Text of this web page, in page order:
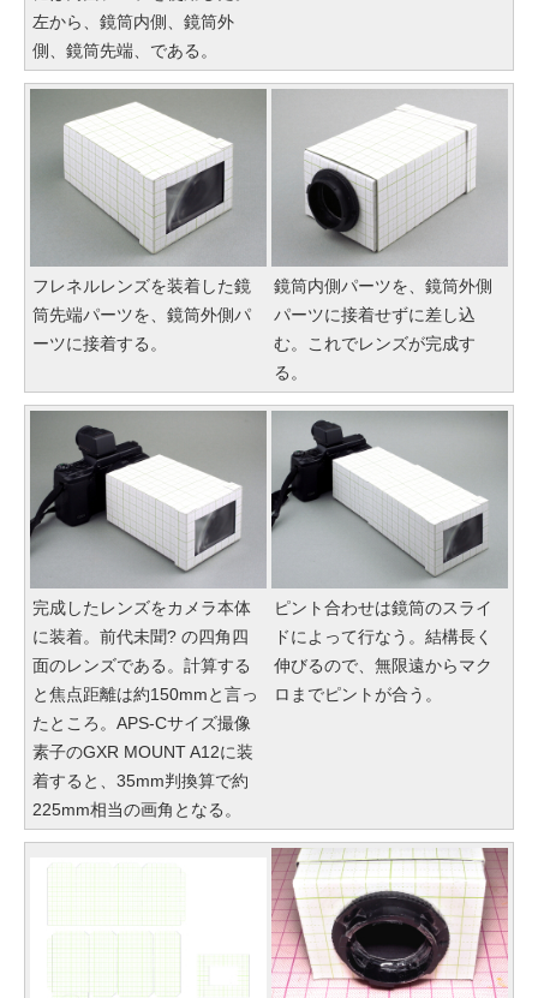
左から、鏡筒内側、鏡筒外
側、鏡筒先端、である。
フレネルレンズを装着した鏡
筒先端パーツを、鏡筒外側パ
ーツに接着する。
鏡筒内側パーツを、鏡筒外側
パーツに接着せずに差し込
む。これでレンズが完成す
る。
完成したレンズをカメラ本体
に装着。前代未聞? の四角四
面のレンズである。計算する
と焦点距離は約150mmと言っ
たところ。APS-Cサイズ撮像
素子のGXR MOUNT A12に装
着すると、35mm判換算で約
225mm相当の画角となる。
ピント合わせは鏡筒のスライ
ドによって行なう。結構長く
伸びるので、無限遠からマク
ロまでピントが合う。